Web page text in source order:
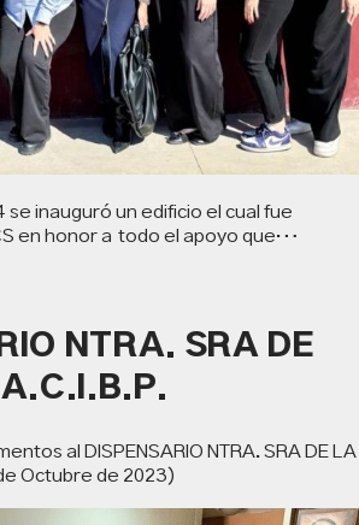
se inauguró un edificio el cual fue
en honor a todo el apoyo que…
NTRA. SRA DE
al DISPENSARIO NTRA. SRA DE LA
Octubre de 2023)